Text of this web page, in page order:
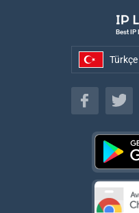
Best IP
Türkçe
Türkçe